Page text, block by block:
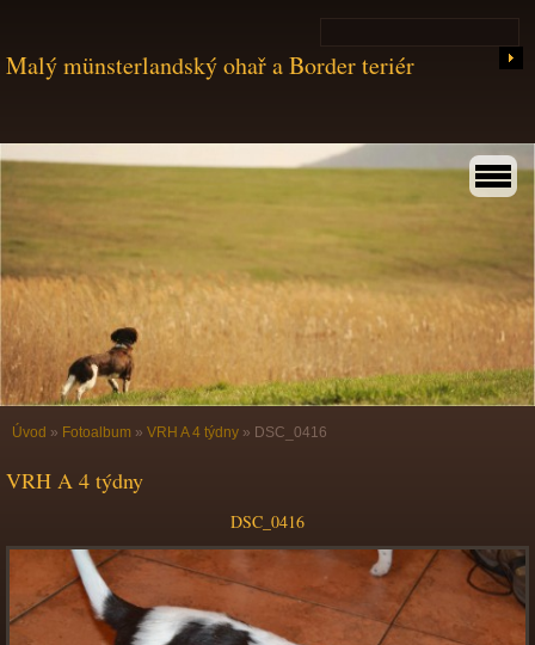
Malý münsterlandský ohař a Border teriér
Úvod » Fotoalbum » VRH A 4 týdny » DSC_0416
VRH A 4 týdny
DSC_0416